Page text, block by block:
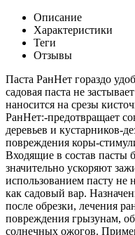
Описание
Характеристики
Теги
Отзывы
Паста РанНет гораздо
садовая паста не
наносится на срезы
РанНет:-предотвращает
деревьев и кустарников-
повреждения коры-
Входящие в состав пасты
значительно ускоряют
использованием пасту не
как садовый вар.
после обрезки, лечения
повреждения грызунам,
солнечных ожогов.